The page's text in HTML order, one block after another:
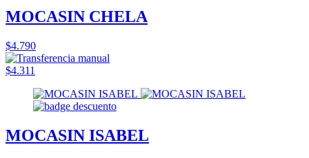
MOCASIN CHELA
$4.790
$4.311
MOCASIN ISABEL